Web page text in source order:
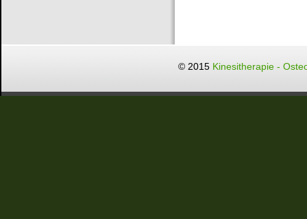
© 2015 Kinesitherapie -